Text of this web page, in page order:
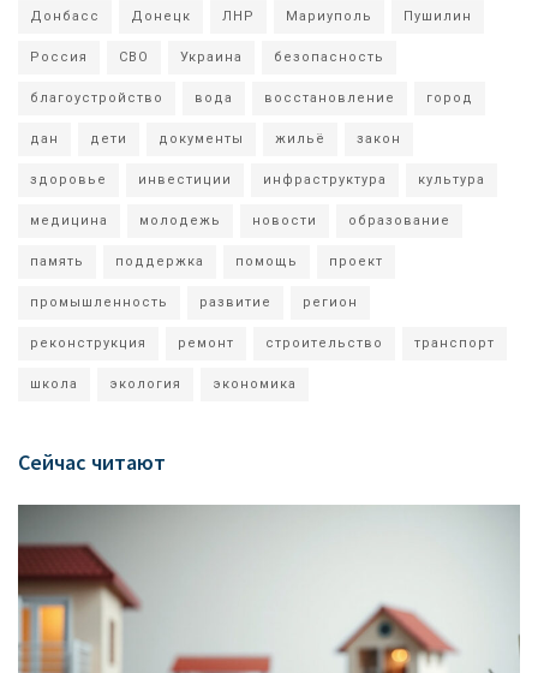
Донбасс Донецк ЛНР Мариуполь Пушилин
Россия СВО Украина безопасность
благоустройство вода восстановление город
дан дети документы жильё закон
здоровье инвестиции инфраструктура культура
медицина молодежь новости образование
память поддержка помощь проект
промышленность развитие регион
реконструкция ремонт строительство транспорт
школа экология экономика
Сейчас читают